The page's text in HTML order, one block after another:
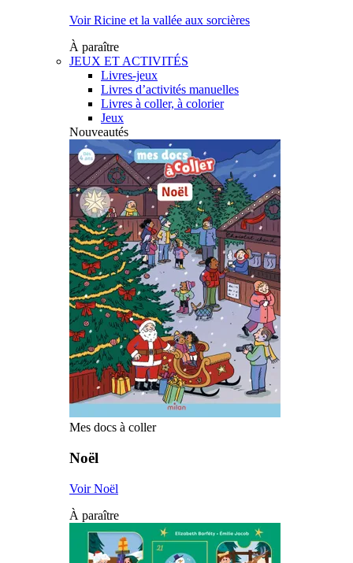
Voir Ricine et la vallée aux sorcières
À paraître
JEUX ET ACTIVITÉS
Livres-jeux
Livres d’activités manuelles
Livres à coller, à colorier
Jeux
Nouveautés
Mes docs à coller
Noël
Voir Noël
À paraître